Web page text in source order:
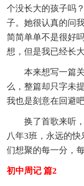
个没长大的孩子吗
子。她很认真的问
简简单单不是很好
想，但是我已经长
本来想写一篇
么，整篇却只字未
我也是刻意在回避吧
换了首歌来听
八年3班，永远的
们想聚的每一分，
初中周记 篇2